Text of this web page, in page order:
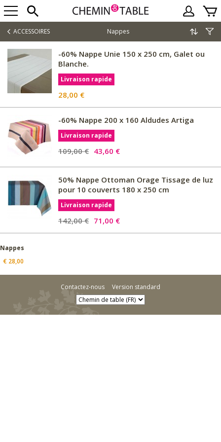
ACCESSOIRES Nappes
-60% Nappe Unie 150 x 250 cm, Galet ou
Blanche.
Livraison rapide
28,00 €
-60% Nappe 200 x 160 Aldudes Artiga
Livraison rapide
109,00 € 43,60 €
50% Nappe Ottoman Orage Tissage de luz
pour 10 couverts 180 x 250 cm
Livraison rapide
142,00 € 71,00 €
Nappes
€ 28,00
Contactez-nous Version standard